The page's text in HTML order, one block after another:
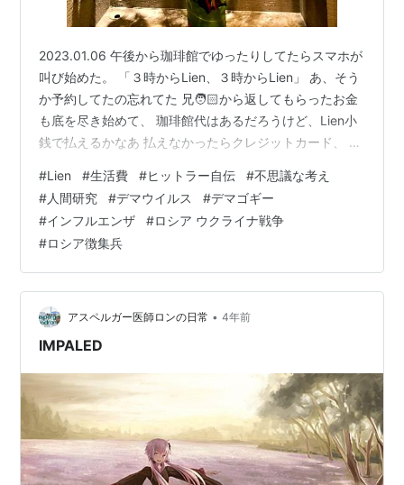
2023.01.06 午後から珈琲館でゆったりしてたらスマホが
叫び始めた。 「３時からLien、３時からLien」 あ、そう
か予約してたの忘れてた 兄🧑🏻から返してもらったお金
も底を尽き始めて、 珈琲館代はあるだろうけど、Lien小
銭で払えるかなあ 払えなかったらクレジットカード、 そ
されてくるし、 今は老後を細々と暮らす訓練期間です 実
は今、かねてから 知りたいと思ってた ヒットラーの自伝
をチビチビと呼んでます ドイツでは永遠の発禁本だけ
ど、ここは日本ですからね(^_^;) 何故あんな世界一危険な
チョビ髭人物が出来上がったか 知りたかったん…
#Lien #生活費 #ヒットラー自伝 #不思議な考え
#人間研究 #デマウイルス #デマゴギー
#インフルエンザ #ロシア ウクライナ戦争
#ロシア徴集兵
アスペルガー医師ロンの日常 • 4年前
IMPALED